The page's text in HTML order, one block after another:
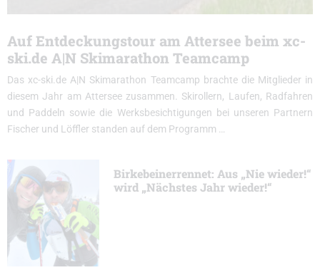
Auf Entdeckungstour am Attersee beim xc-
ski.de A|N Skimarathon Teamcamp
Das xc-ski.de A|N Skimarathon Teamcamp brachte die Mitglieder in
diesem Jahr am Attersee zusammen. Skirollern, Laufen, Radfahren
und Paddeln sowie die Werksbesichtigungen bei unseren Partnern
Fischer und Löffler standen auf dem Programm …
Birkebeinerrennet: Aus „Nie wieder!“
wird „Nächstes Jahr wieder!“